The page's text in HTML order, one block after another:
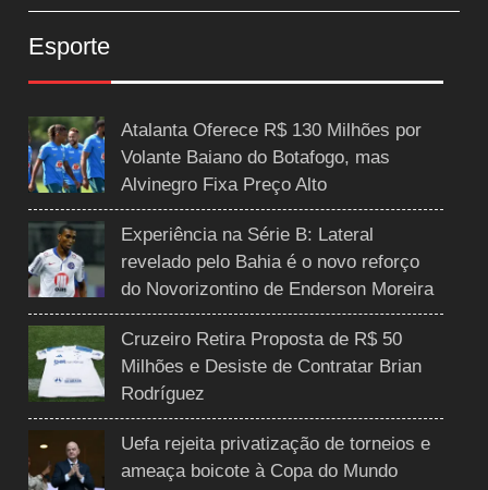
Esporte
Atalanta Oferece R$ 130 Milhões por
Volante Baiano do Botafogo, mas
Alvinegro Fixa Preço Alto
Experiência na Série B: Lateral
revelado pelo Bahia é o novo reforço
do Novorizontino de Enderson Moreira
Cruzeiro Retira Proposta de R$ 50
Milhões e Desiste de Contratar Brian
Rodríguez
Uefa rejeita privatização de torneios e
ameaça boicote à Copa do Mundo